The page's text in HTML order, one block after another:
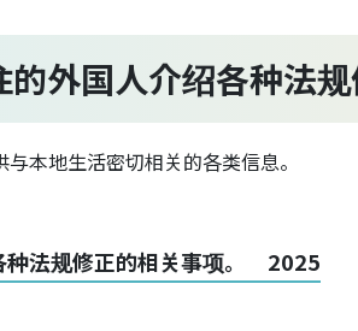
的外国人介绍各种法
本地生活密切相关的各类信息。
种法规修正的相关事项。 2025